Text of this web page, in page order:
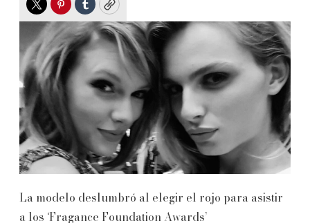
TwitterPinterest
TumblrCopy
La modelo deslumbró al elegir el rojo para asistir
a los ‘Fragance Foundation Awards’